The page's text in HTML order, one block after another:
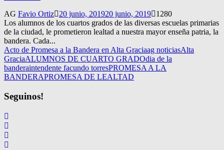
AG Favio Ortiz 20 junio, 201920 junio, 2019
1280
Los alumnos de los cuartos grados de las diversas escuelas primarias
de la ciudad, le prometieron lealtad a nuestra mayor enseña patria, la
bandera. Cada...
Acto de Promesa a la Bandera en Alta Graciaag noticiasAlta
GraciaALUMNOS DE CUARTO GRADOdia de la
banderaintendente facundo torresPROMESA A LA
BANDERAPROMESA DE LEALTAD
Seguinos!